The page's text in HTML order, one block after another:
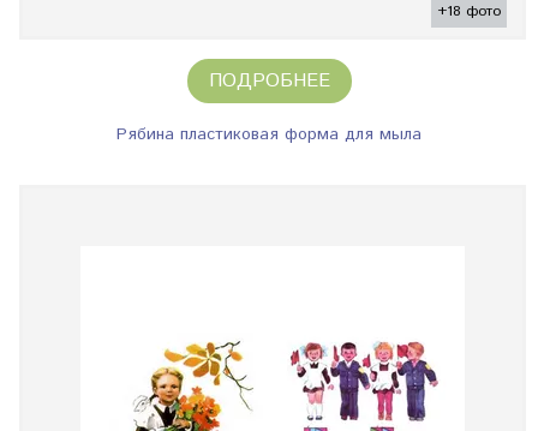
+18 фото
ПОДРОБНЕЕ
Рябина пластиковая форма для мыла